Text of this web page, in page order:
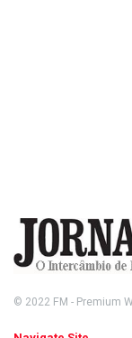
© 2022 FM - Premium